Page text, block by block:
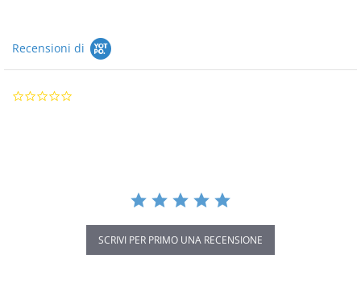
Recensioni di
SCRIVI PER PRIMO UNA RECENSIONE